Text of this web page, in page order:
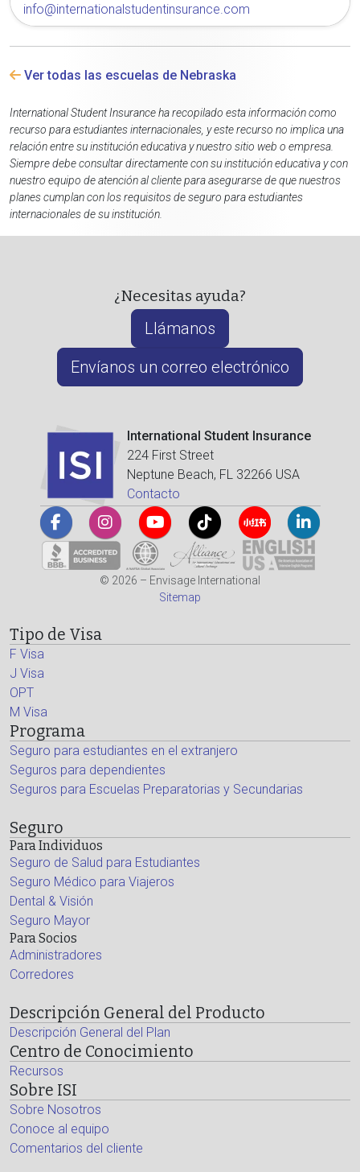
info@internationalstudentinsurance.com
Ver todas las escuelas de Nebraska
International Student Insurance ha recopilado esta información como
recurso para estudiantes internacionales, y este recurso no implica una
relación entre su institución educativa y nuestro sitio web o empresa.
Siempre debe consultar directamente con su institución educativa y con
nuestro equipo de atención al cliente para asegurarse de que nuestros
planes cumplan con los requisitos de seguro para estudiantes
internacionales de su institución.
¿Necesitas ayuda?
Llámanos
Envíanos un correo electrónico
International Student Insurance
224 First Street
Neptune Beach, FL 32266 USA
Contacto
© 2026 – Envisage International
Sitemap
Tipo de Visa
F Visa
J Visa
OPT
M Visa
Programa
Seguro para estudiantes en el extranjero
Seguros para dependientes
Seguros para Escuelas Preparatorias y Secundarias
Seguro
Para Individuos
Seguro de Salud para Estudiantes
Seguro Médico para Viajeros
Dental & Visión
Seguro Mayor
Para Socios
Administradores
Corredores
Descripción General del Producto
Descripción General del Plan
Centro de Conocimiento
Recursos
Sobre ISI
Sobre Nosotros
Conoce al equipo
Comentarios del cliente